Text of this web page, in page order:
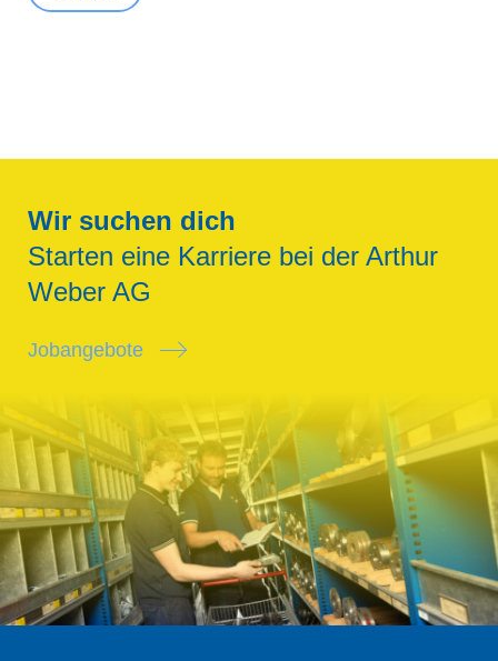
dieses
leer.
dieses
leer.
dieses
leer.
dieses
leer.
Wir suchen dich
Starten eine Karriere bei der Arthur
Weber AG
Jobangebote